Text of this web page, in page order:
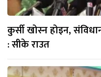
कुर्सी खोस्न होइन,
: सीके राउत